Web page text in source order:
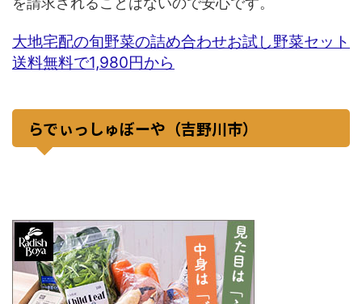
大地宅配の旬野菜の詰め合わせお試し野菜セット
送料無料で1,980円から
らでぃっしゅぼーや（吉野川市）